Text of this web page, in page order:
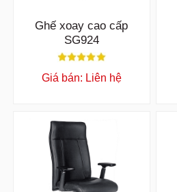
Ghế xoay cao cấp
SG924
Giá bán: Liên hệ